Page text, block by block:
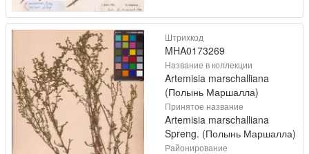
Штрихкод
MHA0173269
Название в коллекции
Artemisia marschalliana
(Полынь Маршалла)
Принятое название
Artemisia marschalliana
Spreng. (Полынь Маршалла)
Районирование